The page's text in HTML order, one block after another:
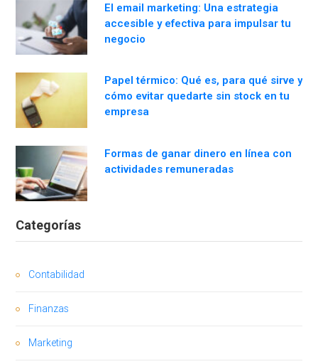
El email marketing: Una estrategia
accesible y efectiva para impulsar tu
negocio
Papel térmico: Qué es, para qué sirve y
cómo evitar quedarte sin stock en tu
empresa
Formas de ganar dinero en línea con
actividades remuneradas
Categorías
Contabilidad
Finanzas
Marketing